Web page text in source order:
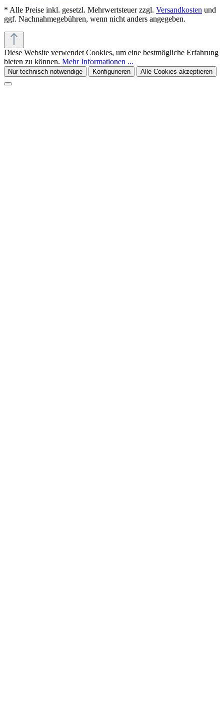
* Alle Preise inkl. gesetzl. Mehrwertsteuer zzgl. Versandkosten und
ggf. Nachnahmegebühren, wenn nicht anders angegeben.
Diese Website verwendet Cookies, um eine bestmögliche Erfahrung
bieten zu können. Mehr Informationen ...
Nur technisch notwendige Konfigurieren Alle Cookies akzeptieren